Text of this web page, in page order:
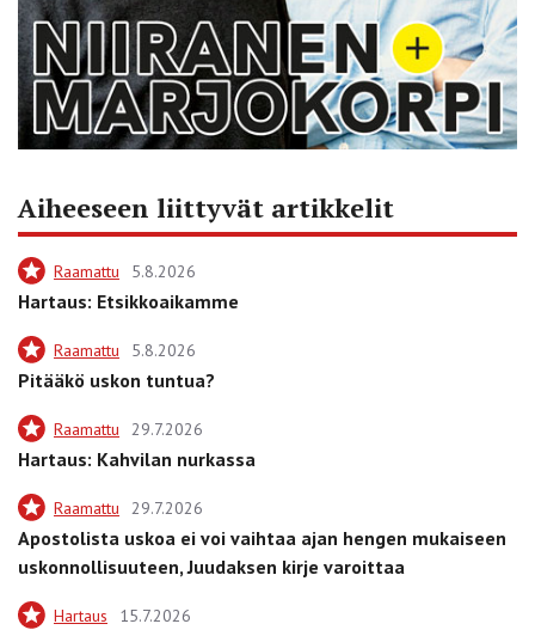
Aiheeseen liittyvät artikkelit
Raamattu 5.8.2026
Hartaus: Etsikkoaikamme
Raamattu 5.8.2026
Pitääkö uskon tuntua?
Raamattu 29.7.2026
Hartaus: Kahvilan nurkassa
Raamattu 29.7.2026
Apostolista uskoa ei voi vaihtaa ajan hengen mukaiseen
uskonnollisuuteen, Juudaksen kirje varoittaa
Hartaus 15.7.2026